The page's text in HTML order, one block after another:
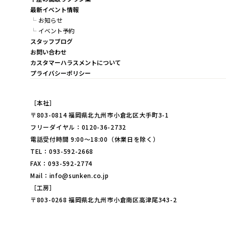
最新イベント情報
お知らせ
イベント予約
スタッフブログ
お問い合わせ
カスタマーハラスメントについて
プライバシーポリシー
［本社］
〒803-0814 福岡県北九州市小倉北区大手町3-1
フリーダイヤル：0120-36-2732
電話受付時間 9:00～18:00（休業日を除く）
TEL：093-592-2668
FAX：093-592-2774
Mail：info@sunken.co.jp
［工房］
〒803-0268 福岡県北九州市小倉南区高津尾343-2